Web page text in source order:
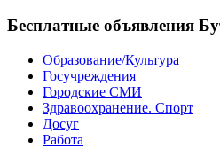
Бесплатные объявления
Образование/Культура
Госучреждения
Городские СМИ
Здравоохранение. Спорт
Досуг
Работа